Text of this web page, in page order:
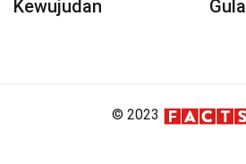
Kewujudan
© 2023